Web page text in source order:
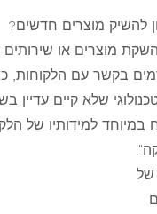
להשיק מוצרים חדשים?
מוצרים או שירותים
בקשר עם הלקוחות,
שלא קיים עדיין
למידותיו של
של